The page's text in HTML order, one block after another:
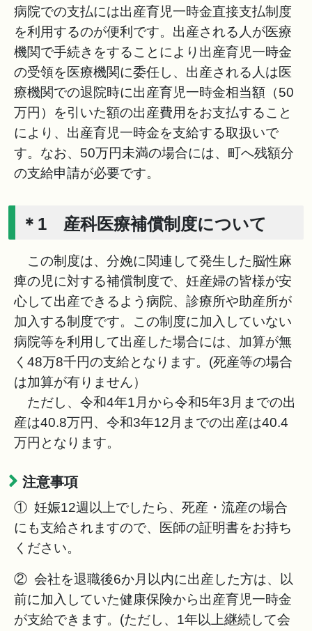
病院での支払には出産育児一時金直接支払制度
を利用するのが便利です。出産される人が医療
機関で手続きをすることにより出産育児一時金
の受領を医療機関に委任し、出産される人は医
療機関での退院時に出産育児一時金相当額（50
万円）を引いた額の出産費用をお支払すること
により、出産育児一時金を支給する取扱いで
す。なお、50万円未満の場合には、町へ残額分
の支給申請が必要です。
＊1 産科医療補償制度について
この制度は、分娩に関連して発生した脳性麻
痺の児に対する補償制度で、妊産婦の皆様が安
心して出産できるよう病院、診療所や助産所が
加入する制度です。この制度に加入していない
病院等を利用して出産した場合には、加算が無
く48万8千円の支給となります。(死産等の場合
は加算が有りません）
ただし、令和4年1月から令和5年3月までの出
産は40.8万円、令和3年12月までの出産は40.4
万円となります。
注意事項
① 妊娠12週以上でしたら、死産・流産の場合
にも支給されますので、医師の証明書をお持ち
ください。
② 会社を退職後6か月以内に出産した方は、以
前に加入していた健康保険から出産育児一時金
が支給できます。(ただし、1年以上継続して会